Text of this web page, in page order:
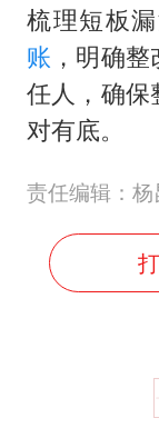
梳理短板
账 ，明确
任人，确保
对有底。
责任编辑：杨